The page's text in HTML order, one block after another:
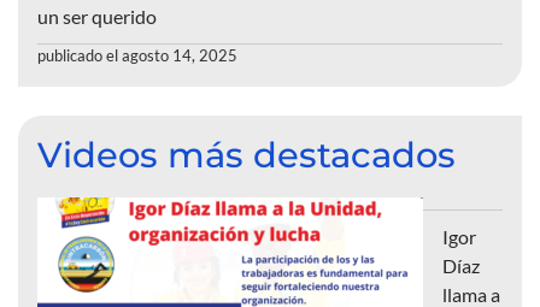
un ser querido
publicado el agosto 14, 2025
Videos más destacados
Igor
Díaz
llama a